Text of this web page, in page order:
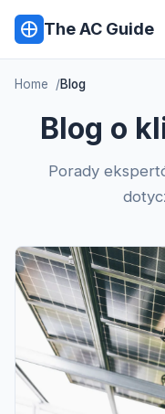
The AC Guide
Home Blog
Blog o
Porady